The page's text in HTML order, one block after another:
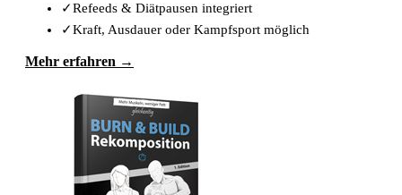
✓Refeeds & Diätpausen integriert
✓Kraft, Ausdauer oder Kampfsport möglich
Mehr erfahren →